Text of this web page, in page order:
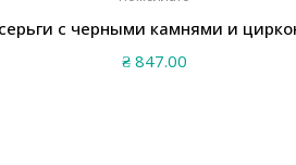
с черными камнями и
₴847.00